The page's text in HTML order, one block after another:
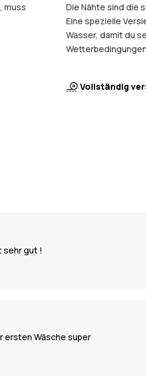
muss
Die Nähte sind die
Eine spezielle
Wasser, damit du
Vollständig
sehr gut !
ersten Wäsche super